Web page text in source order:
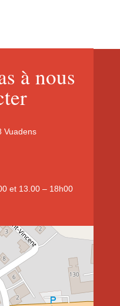
à nous
Vuadens
et 13.00 – 18h00